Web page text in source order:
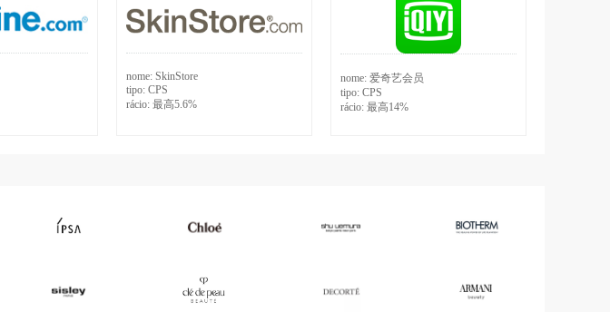
nome: SkinStore
tipo: CPS
rácio: 最高5.6%
nome: 爱奇艺会员
tipo: CPS
rácio: 最高14%